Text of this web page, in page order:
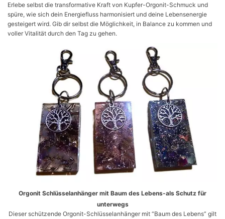
Erlebe selbst die transformative Kraft von Kupfer-Orgonit-Schmuck und
spüre, wie sich dein Energiefluss harmonisiert und deine Lebensenergie
gesteigert wird. Gib dir selbst die Möglichkeit, in Balance zu kommen und
voller Vitalität durch den Tag zu gehen.
Orgonit Schlüsselanhänger mit Baum des Lebens-als Schutz für
unterwegs
Dieser schützende Orgonit-Schlüsselanhänger mit “Baum des Lebens” gilt